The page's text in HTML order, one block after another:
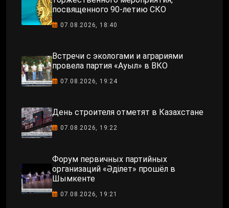
посвященного 90-летию СКО
07.08.2026, 18:40
Встречи с экологами и аграриями
провела партия «Ауыл» в ВКО
07.08.2026, 19:24
День строителя отметят в Казахстане
07.08.2026, 19:22
Форум первичных партийных
организаций «Әділет» прошёл в
Шымкенте
07.08.2026, 19:21